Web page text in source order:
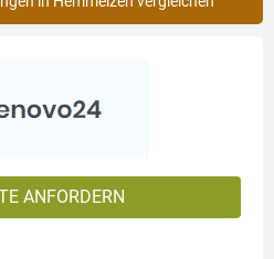
ANFORDERN